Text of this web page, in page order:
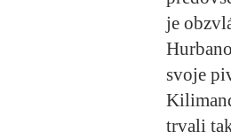
je
svoje
trvali